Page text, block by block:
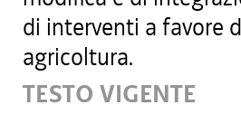
di interventi a favore
agricoltura.
TESTO VIGENTE